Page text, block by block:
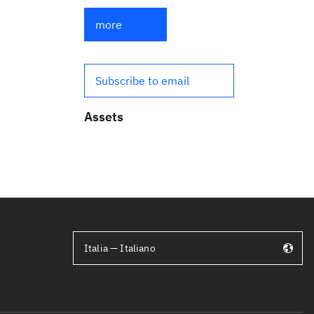
more
Subscribe to email
Assets
Italia — Italiano